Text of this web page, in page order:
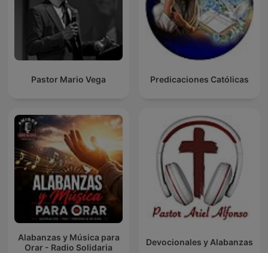
Pastor Mario Vega Predicaciones Católicas
Alabanzas y Música para
Orar - Radio Solidaria
Devocionales y Alabanzas